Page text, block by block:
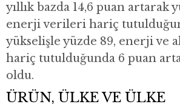
yıllık bazda 14,6 puan artarak
enerji verileri hariç
yükselişle yüzde 89, enerji ve
hariç tutulduğunda 6 puan
oldu.
ÜRÜN, ÜLKE VE ÜLKE